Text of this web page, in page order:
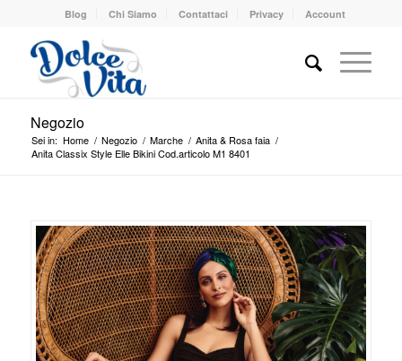
Blog Chi Siamo Contattaci Privacy Account
Negozio
Sei in: Home / Negozio / Marche / Anita & Rosa faia /
Anita Classix Style Elle Bikini Cod.articolo M1 8401